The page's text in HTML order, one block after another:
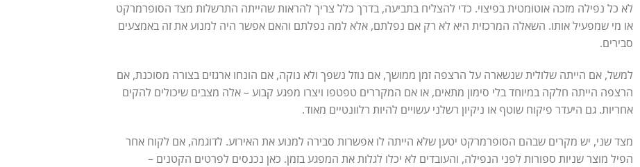
לא כל נפילה מזכה אוטומטית בפיצוי. כדי להצליח בתביעה, בדרך כלל צריך להראות שהייתה התרשלות מצד הסופרמרקט
או מי שמפעיל אותו. השאלה המרכזית היא לא רק אם נפלתם, אלא למה נפלתם והאם אפשר היה למנוע את זה באמצעים
סבירים.
למשל, אם הייתה שלולית שנשארה על הרצפה זמן ממושך, אם נוזל נשפך ולא נוקה, אם הונחו ארגזים בצורה מסוכנת, אם
הרצפה הייתה חלקה במיוחד בלי סימון מתאים, או אם המקררים טפטפו ויצרו מפגע קבוע – אלה מצבים שיכולים להקים
אחריות. גם היעדר פיקוח שוטף או ניקיון רשלני עשויים להיות רלוונטיים מאוד.
מצד שני, יש מקרים שבהם הסופרמרקט יטען שלא הייתה לו אפשרות סבירה למנוע את האירוע. לדוגמה, אם לקוח אחר
הפיל מוצר שניות ספורות לפני הנפילה, והעובדים לא יכלו לגלות את המפגע בזמן. כאן נכנסים לפרטים הקטנים –